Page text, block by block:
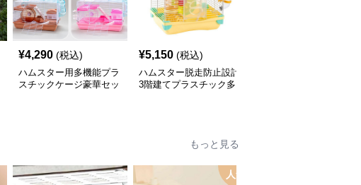
¥4,290 (税込)
ハムスター用多機能プラ
スチックケージ豪華セッ
¥5,150 (税込)
ハムスター脱走防止設計
3階建てプラスチック多
もっと見る
人気